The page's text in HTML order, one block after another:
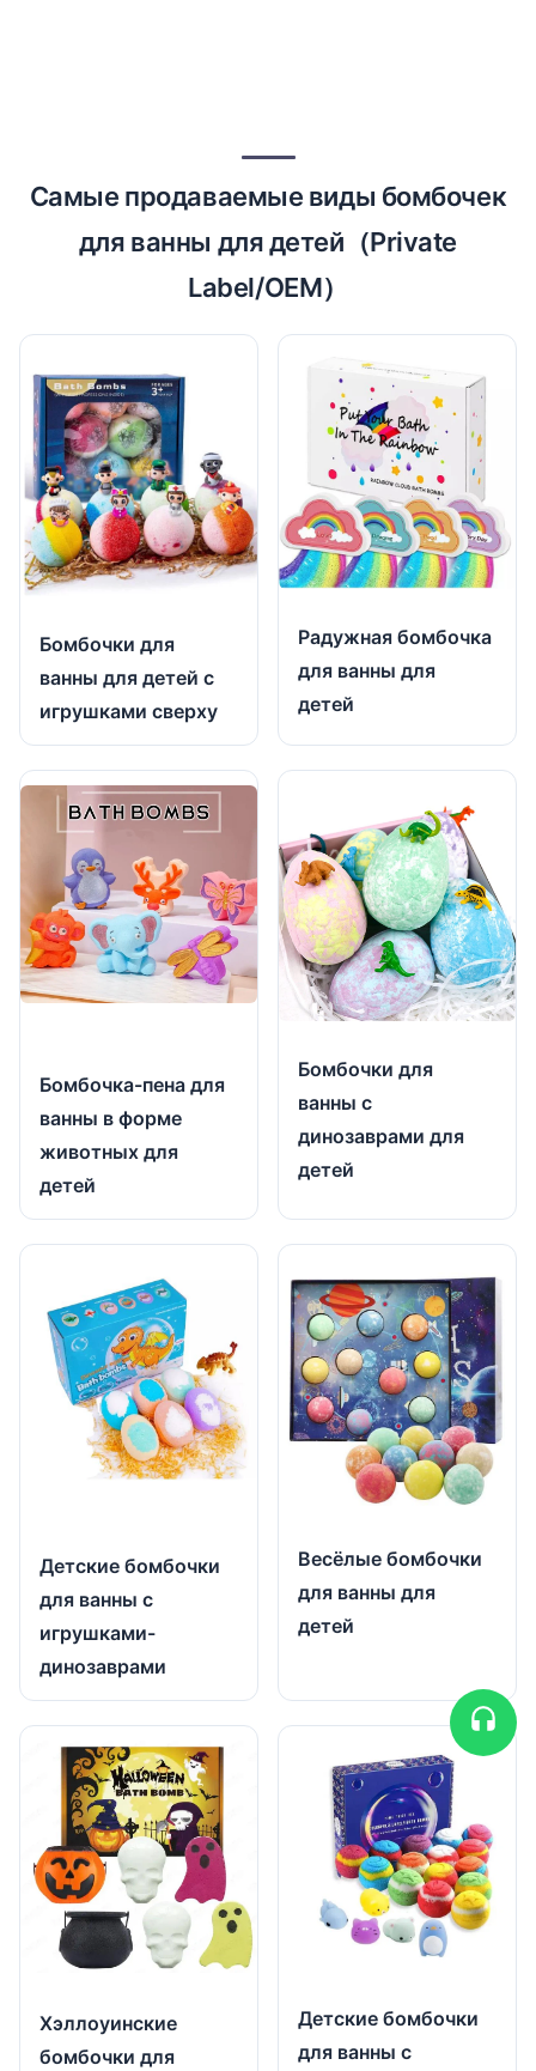
Самые продаваемые виды бомбочек
для ванны для детей（Private
Label/OEM）
Бомбочки для
ванны для детей с
игрушками сверху
Радужная бомбочка
для ванны для
детей
Бомбочка-пена для
ванны в форме
животных для
детей
Бомбочки для
ванны с
динозаврами для
детей
Детские бомбочки
для ванны с
игрушками-
динозаврами
Весёлые бомбочки
для ванны для
детей
Хэллоуинские
бомбочки для
Детские бомбочки
для ванны с